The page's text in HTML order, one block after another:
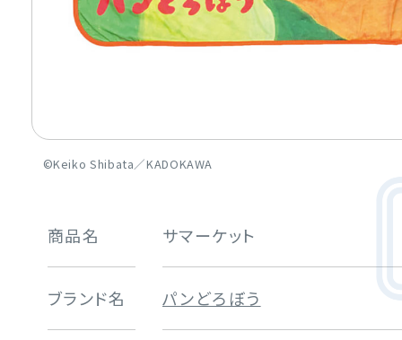
©Keiko Shibata／KADOKAWA
商品名 サマーケット
ブランド名 パンどろぼう